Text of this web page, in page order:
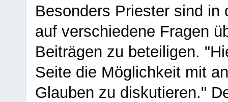
Besonders Priester sind in
auf verschiedene Fragen
Beiträgen zu beteiligen.
Seite die Möglichkeit mit
Glauben zu diskutieren."